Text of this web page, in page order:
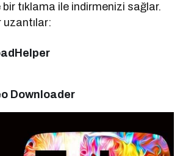
tıklama ile indirmenizi sağlar.
uzantılar:
Downloader